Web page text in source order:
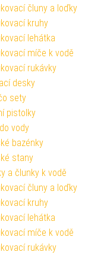
čluny a loďky
kruhy
lehátka
míče k vodě
rukávky
desky
sety
pistolky
vody
bazénky
stany
a člunky k vodě
čluny a loďky
kruhy
lehátka
míče k vodě
rukávky